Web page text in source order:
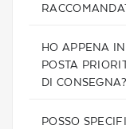
HO APPENA
POSTA
DI CONSEGNA?
POSSO